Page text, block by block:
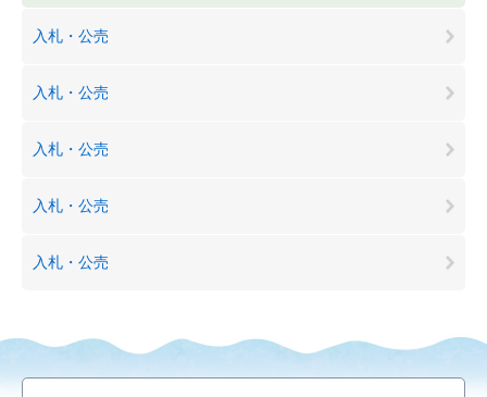
入札・公売
入札・公売
入札・公売
入札・公売
入札・公売